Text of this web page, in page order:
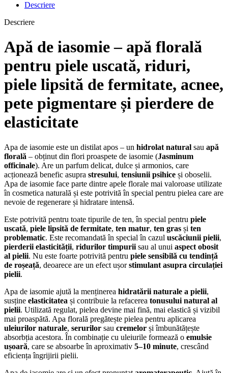
Descriere
Descriere
Apă de iasomie – apă florală
pentru piele uscată, riduri,
piele lipsită de fermitate, acnee,
pete pigmentare și pierdere de
elasticitate
Apa de iasomie este un distilat apos – un hidrolat natural sau apă
florală – obținut din flori proaspete de iasomie (Jasminum
officinale). Are un parfum delicat, dulce și armonios, care
acționează benefic asupra stresului, tensiunii psihice și oboselii.
Apa de iasomie face parte dintre apele florale mai valoroase utilizate
în cosmetica naturală și este potrivită în special pentru pielea care are
nevoie de regenerare și hidratare intensă.
Este potrivită pentru toate tipurile de ten, în special pentru piele
uscată, piele lipsită de fermitate, ten matur, ten gras și ten
problematic. Este recomandată în special în cazul uscăciunii pielii,
pierderii elasticității, ridurilor timpurii sau al unui aspect obosit
al pielii. Nu este foarte potrivită pentru piele sensibilă cu tendință
de roșeață, deoarece are un efect ușorstimulant asupra circulației
pielii.
Apa de iasomie ajută la menținerea hidratării naturale a pielii,
susține elasticitatea și contribuie la refacerea tonusului natural al
pielii. Utilizată regulat, pielea devine mai fină, mai elastică și vizibil
mai proaspătă. Apa florală pregătește pielea pentru aplicarea
uleiurilor naturale, serurilor sau cremelor și îmbunătățește
absorbția acestora. În combinație cu uleiurile formează o emulsie
ușoară, care se absoarbe în aproximativ 5–10 minute, crescând
eficiența îngrijirii pielii.